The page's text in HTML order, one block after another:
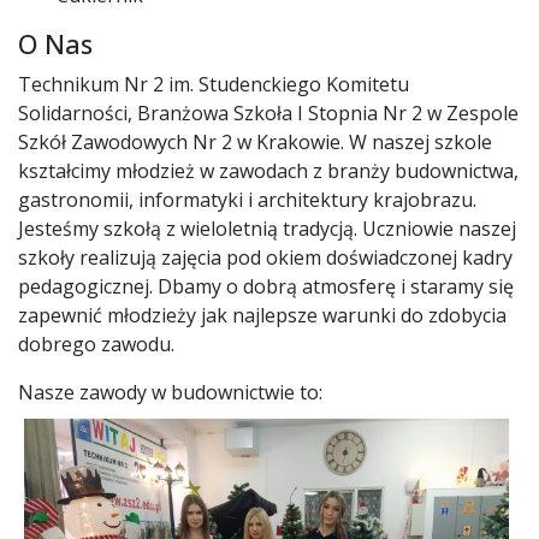
O Nas
Technikum Nr 2 im. Studenckiego Komitetu
Solidarności, Branżowa Szkoła I Stopnia Nr 2 w Zespole
Szkół Zawodowych Nr 2 w Krakowie. W naszej szkole
kształcimy młodzież w zawodach z branży budownictwa,
gastronomii, informatyki i architektury krajobrazu.
Jesteśmy szkołą z wieloletnią tradycją. Uczniowie naszej
szkoły realizują zajęcia pod okiem doświadczonej kadry
pedagogicznej. Dbamy o dobrą atmosferę i staramy się
zapewnić młodzieży jak najlepsze warunki do zdobycia
dobrego zawodu.
Nasze zawody w budownictwie to: